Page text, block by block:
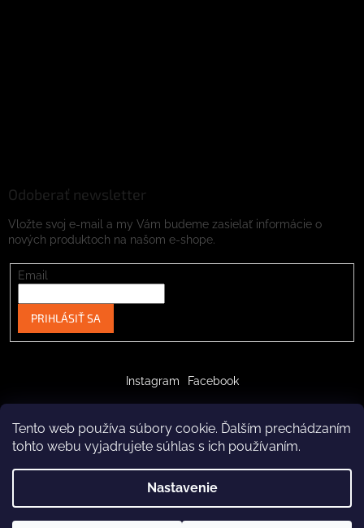
Tento web používa súbory cookie. Ďalším prechádzaním
tohto webu vyjadrujete súhlas s ich používaním.
Nastavenie
Odoberať newsletter
Vložte svoj e-mail a my Vám budeme zasielať informácie o
nových produktoch na našom e-shope.
Email
PRIHLÁSIŤ SA
Instagram Facebook
Copyright 2026crazypaws.eu. Všetky práva vyhradené.